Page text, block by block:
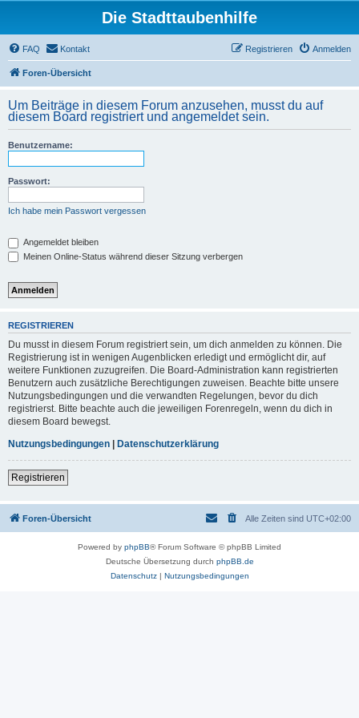
Die Stadttaubenhilfe
FAQ Kontakt Anmelden
Registrieren
Foren-Übersicht
Um Beiträge in diesem Forum anzusehen, musst du auf
diesem Board registriert und angemeldet sein.
Benutzername:
Passwort:
Ich habe mein Passwort vergessen
Angemeldet bleiben
Meinen Online-Status während dieser Sitzung verbergen
REGISTRIEREN
Du musst in diesem Forum registriert sein, um dich anmelden zu können. Die
Registrierung ist in wenigen Augenblicken erledigt und ermöglicht dir, auf
weitere Funktionen zuzugreifen. Die Board-Administration kann registrierten
Benutzern auch zusätzliche Berechtigungen zuweisen. Beachte bitte unsere
Nutzungsbedingungen und die verwandten Regelungen, bevor du dich
registrierst. Bitte beachte auch die jeweiligen Forenregeln, wenn du dich in
diesem Board bewegst.
Nutzungsbedingungen | Datenschutzerklärung
Registrieren
Foren-Übersicht Alle Zeiten sind UTC+02:00
Powered by phpBB® Forum Software © phpBB Limited
Deutsche Übersetzung durch phpBB.de
Datenschutz| Nutzungsbedingungen